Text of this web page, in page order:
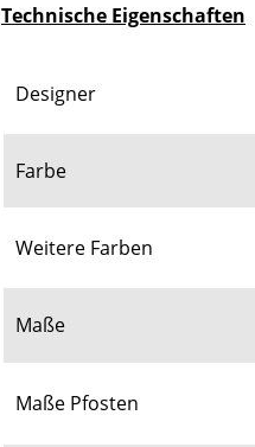
Technische Eigenschaften
Designer
Farbe
Weitere Farben
Maße
Maße Pfosten